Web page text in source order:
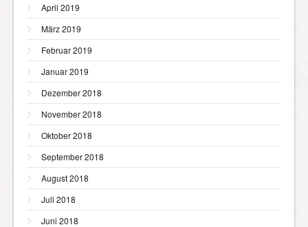
April 2019
März 2019
Februar 2019
Januar 2019
Dezember 2018
November 2018
Oktober 2018
September 2018
August 2018
Juli 2018
Juni 2018